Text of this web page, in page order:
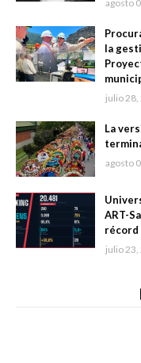
agosto
la
julio 28,
La
agosto
ART-
julio 23,